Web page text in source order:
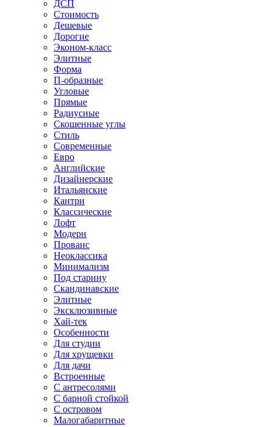
ДСП
Стоимость
Дешевые
Дорогие
Эконом-класс
Элитные
Форма
П-образные
Угловые
Прямые
Радиусные
Скошенные углы
Стиль
Современные
Евро
Английские
Дизайнерские
Итальянские
Кантри
Классические
Лофт
Модерн
Прованс
Неоклассика
Минимализм
Под старину
Скандинавские
Элитные
Эксклюзивные
Хай-тек
Особенности
Для студии
Для хрущевки
Для дачи
Встроенные
С антресолями
С барной стойкой
С островом
Малогабаритные